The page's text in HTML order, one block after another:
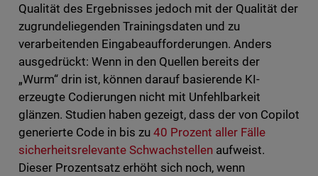
Qualität des Ergebnisses jedoch mit der Qualität der
zugrundeliegenden Trainingsdaten und zu
verarbeitenden Eingabeaufforderungen. Anders
ausgedrückt: Wenn in den Quellen bereits der
„Wurm“ drin ist, können darauf basierende KI-
erzeugte Codierungen nicht mit Unfehlbarkeit
glänzen. Studien haben gezeigt, dass der von Copilot
generierte Code in bis zu 40 Prozent aller Fälle
sicherheitsrelevante Schwachstellen aufweist.
Dieser Prozentsatz erhöht sich noch, wenn